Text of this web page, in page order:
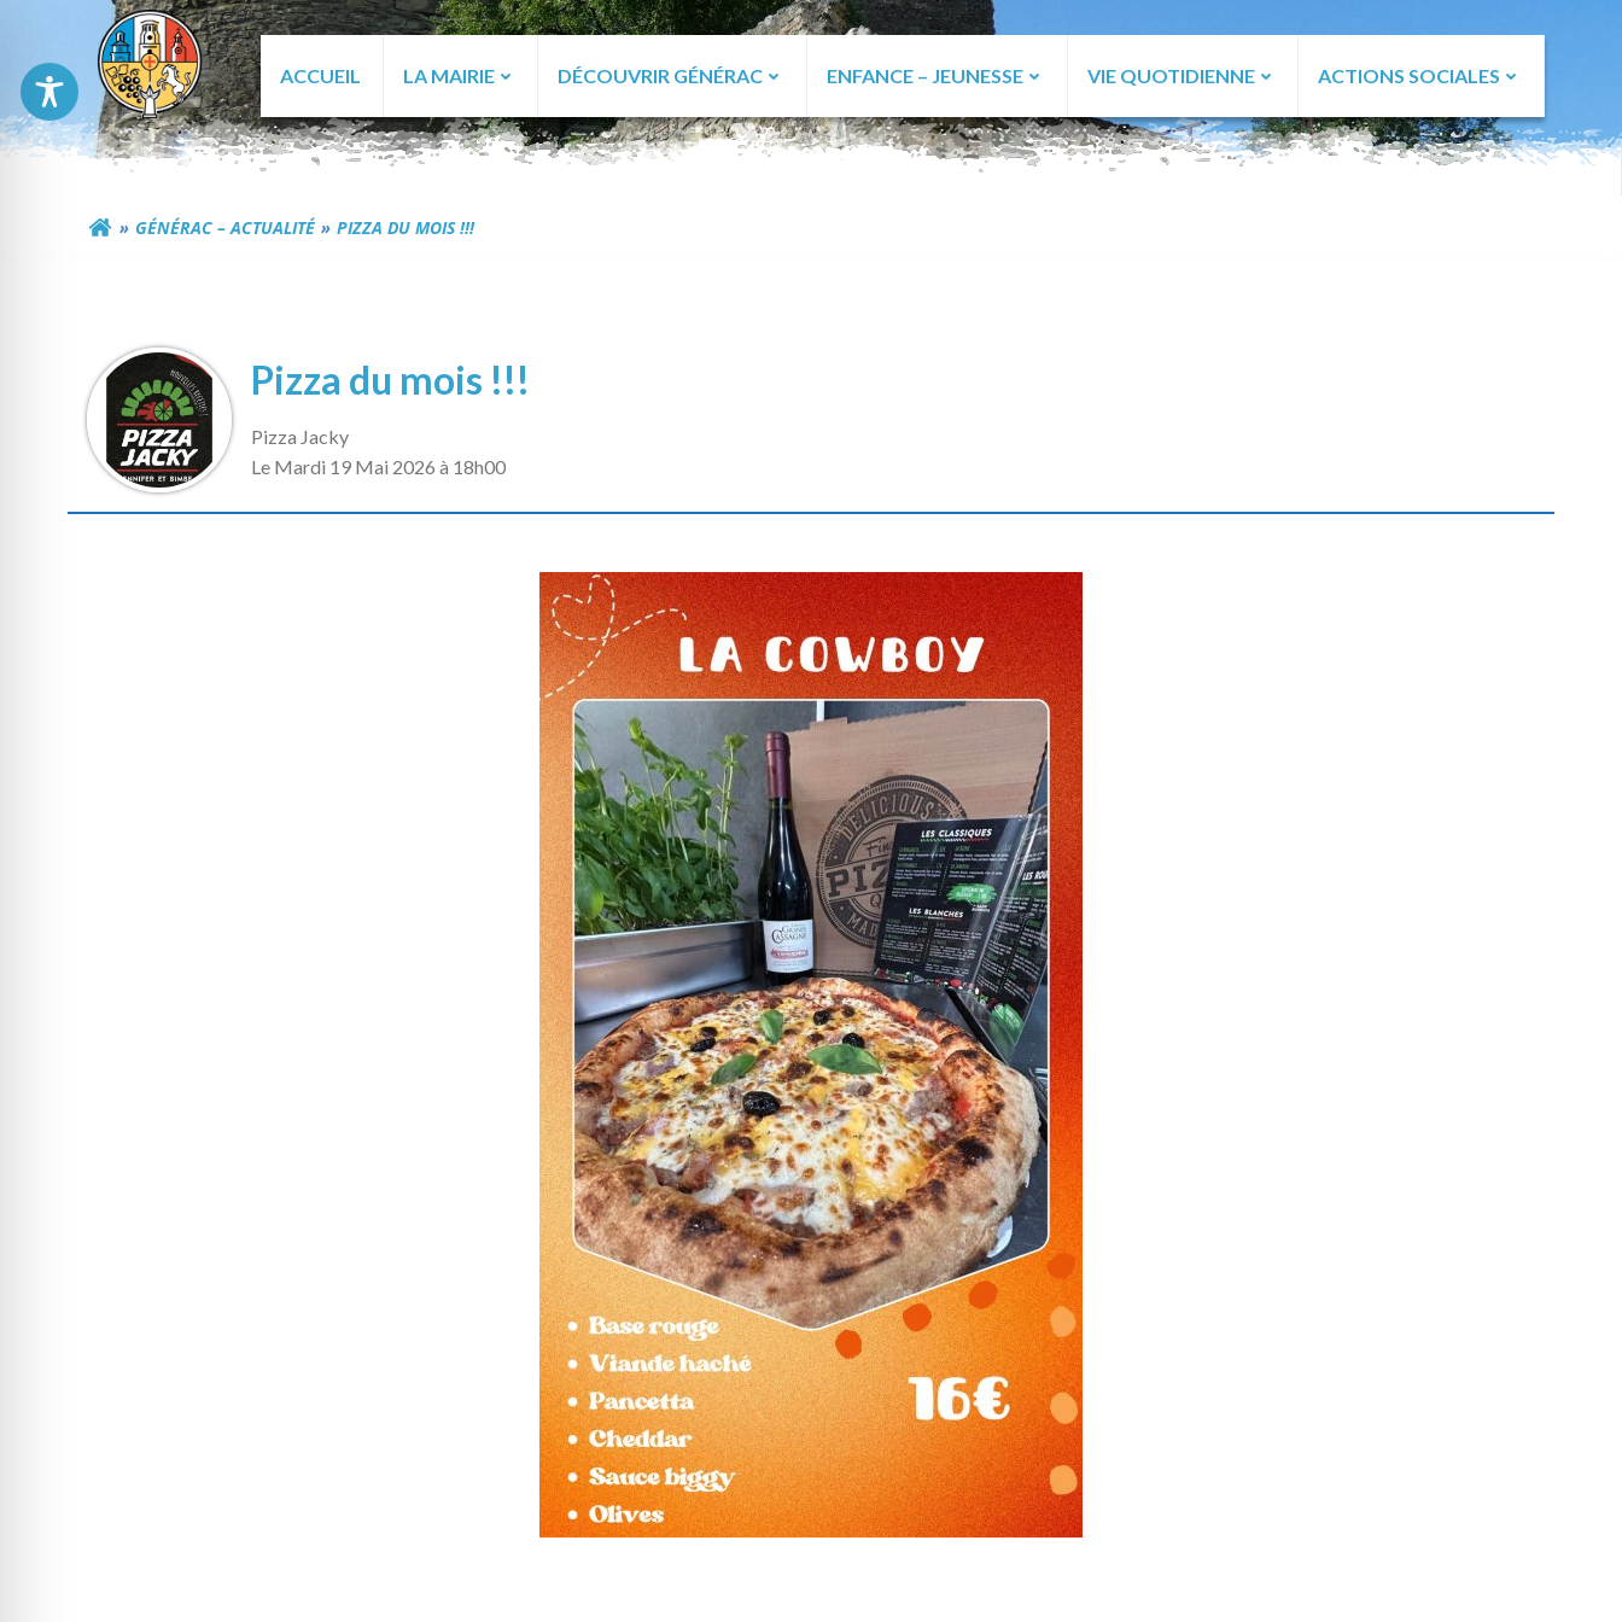
contenu
Commune de Générac
ACCUEIL LA MAIRIE DÉCOUVRIR GÉNÉRAC ENFANCE – JEUNESSE VIE QUOTIDIENNE ACTIONS SOCIALES
GÉNÉRAC – ACTUALITÉ PIZZA DU MOIS !!!
Pizza du mois !!!
Pizza Jacky
Le Mardi 19 Mai 2026 à 18h00